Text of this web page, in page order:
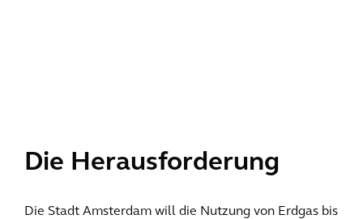
Die Herausforderung
Die Stadt Amsterdam will die Nutzung von Erdgas bis